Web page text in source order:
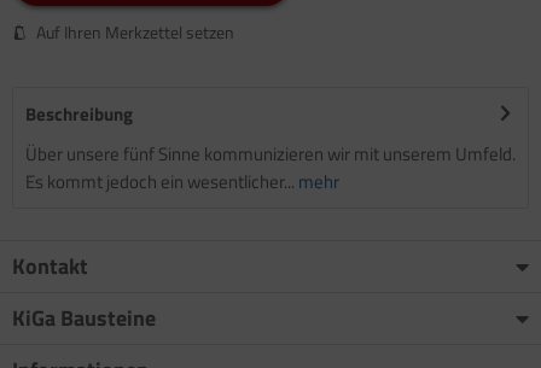
Auf Ihren Merkzettel setzen
Beschreibung
Über unsere fünf Sinne kommunizieren wir mit unserem Umfeld.
Es kommt jedoch ein wesentlicher... mehr
Kontakt
KiGa Bausteine